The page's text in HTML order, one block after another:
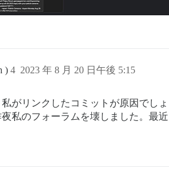
) 2023 年 8 月 20 日午後 5:15
4
がリンクしたコミットが原因でし
私のフォーラムを壊しました。最